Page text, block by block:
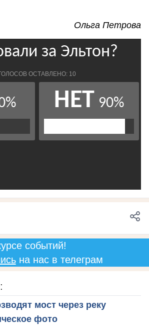
Ольга Петрова
событий!
на нас в телеграм
мост через реку
фото